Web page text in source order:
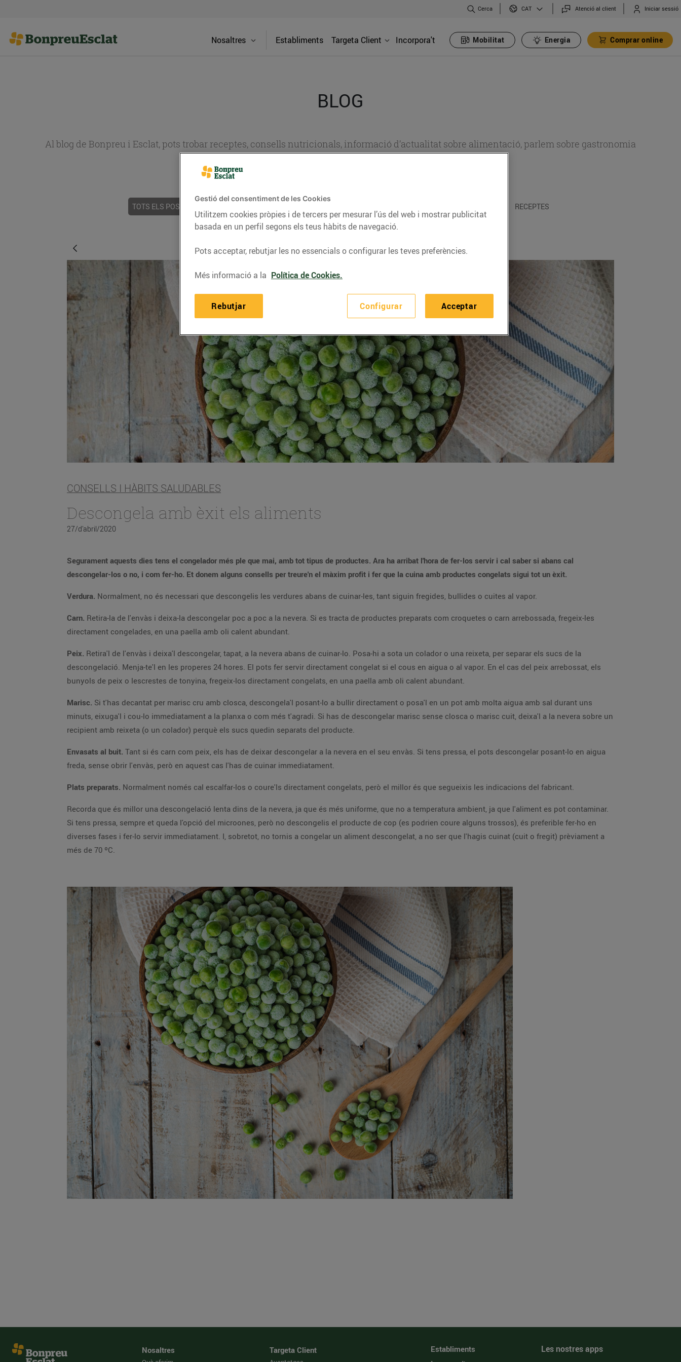
Cerca CAT Atenció al client Iniciar sessió
Nosaltres Establiments Targeta Client Incorpora't Mobilitat Energia Comprar online
BLOG
Al blog de Bonpreu i Esclat, pots trobar receptes, consells nutricionals, informació d’actualitat sobre alimentació, parlem sobre gastronomia
TOTS ELS POSTS RECEPTES
CONSELLS I HÀBITS SALUDABLES
Descongela amb èxit els aliments
27/d’abril/2020
Segurament aquests dies tens el congelador més ple que mai, amb tot tipus de productes. Ara ha arribat l'hora de fer-los servir i cal saber si abans cal
descongelar-los o no, i com fer-ho. Et donem alguns consells per treure'n el màxim profit i fer que la cuina amb productes congelats sigui tot un èxit.
Verdura. Normalment, no és necessari que descongelis les verdures abans de cuinar-les, tant siguin fregides, bullides o cuites al vapor.
Carn. Retira-la de l'envàs i deixa-la descongelar poc a poc a la nevera. Si es tracta de productes preparats com croquetes o carn arrebossada, fregeix-les
directament congelades, en una paella amb oli calent abundant.
Peix. Retira'l de l'envàs i deixa'l descongelar, tapat, a la nevera abans de cuinar-lo. Posa-hi a sota un colador o una reixeta, per separar els sucs de la
descongelació. Menja-te'l en les properes 24 hores. El pots fer servir directament congelat si el cous en aigua o al vapor. En el cas del peix arrebossat, els
bunyols de peix o lescrestes de tonyina, fregeix-los directament congelats, en una paella amb oli calent abundant.
Marisc. Si t'has decantat per marisc cru amb closca, descongela'l posant-lo a bullir directament o posa'l en un pot amb molta aigua amb sal durant uns
minuts, eixuga'l i cou-lo immediatament a la planxa o com més t'agradi. Si has de descongelar marisc sense closca o marisc cuit, deixa'l a la nevera sobre un
recipient amb reixeta (o un colador) perquè els sucs quedin separats del producte.
Envasats al buit. Tant si és carn com peix, els has de deixar descongelar a la nevera en el seu envàs. Si tens pressa, el pots descongelar posant-lo en aigua
freda, sense obrir l'envàs, però en aquest cas l'has de cuinar immediatament.
Plats preparats. Normalment només cal escalfar-los o coure'ls directament congelats, però el millor és que segueixis les indicacions del fabricant.
Recorda que és millor una descongelació lenta dins de la nevera, ja que és més uniforme, que no a temperatura ambient, ja que l'aliment es pot contaminar.
Si tens pressa, sempre et queda l'opció del microones, però no descongelis el producte de cop (es podrien coure alguns trossos), és preferible fer-ho en
diverses fases i fer-lo servir immediatament. I, sobretot, no tornis a congelar un aliment descongelat, a no ser que l'hagis cuinat (cuit o fregit) prèviament a
més de 70 ºC.
Nosaltres Targeta Client
Establiments
Les nostres apps
Gestió del consentiment de les Cookies
Utilitzem cookies pròpies i de tercers per mesurar l’ús del web i mostrar publicitat
basada en un perfil segons els teus hàbits de navegació.
Pots acceptar, rebutjar les no essencials o configurar les teves preferències.
Més informació a la Política de Cookies.
Configurar
Rebutjar Acceptar